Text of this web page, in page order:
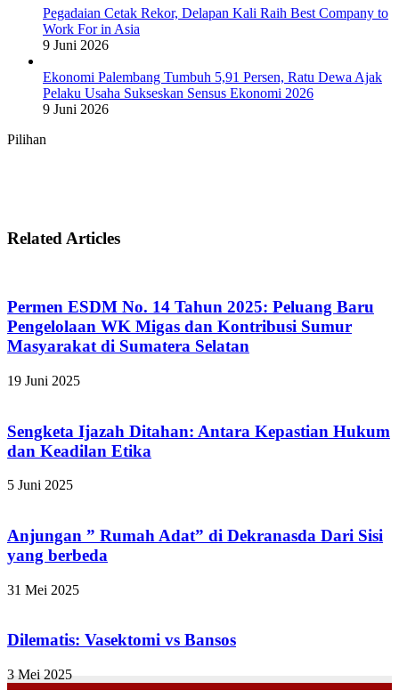
Pegadaian Cetak Rekor, Delapan Kali Raih Best Company to
Work For in Asia
9 Juni 2026
Ekonomi Palembang Tumbuh 5,91 Persen, Ratu Dewa Ajak
Pelaku Usaha Sukseskan Sensus Ekonomi 2026
9 Juni 2026
Pilihan
Related Articles
Permen ESDM No. 14 Tahun 2025: Peluang Baru
Pengelolaan WK Migas dan Kontribusi Sumur
Masyarakat di Sumatera Selatan
19 Juni 2025
Sengketa Ijazah Ditahan: Antara Kepastian Hukum
dan Keadilan Etika
5 Juni 2025
Anjungan ” Rumah Adat” di Dekranasda Dari Sisi
yang berbeda
31 Mei 2025
Dilematis: Vasektomi vs Bansos
3 Mei 2025